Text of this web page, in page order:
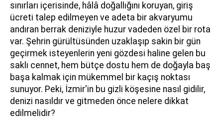
sınırları içerisinde, hâlâ doğallığını koruyan, giriş
ücreti talep edilmeyen ve adeta bir akvaryumu
andıran berrak deniziyle huzur vadeden özel bir rota
var. Şehrin gürültüsünden uzaklaşıp sakin bir gün
geçirmek isteyenlerin yeni gözdesi haline gelen bu
saklı cennet, hem bütçe dostu hem de doğayla baş
başa kalmak için mükemmel bir kaçış noktası
sunuyor. Peki, İzmir'in bu gizli köşesine nasıl gidilir,
denizi nasıldır ve gitmeden önce nelere dikkat
edilmelidir?